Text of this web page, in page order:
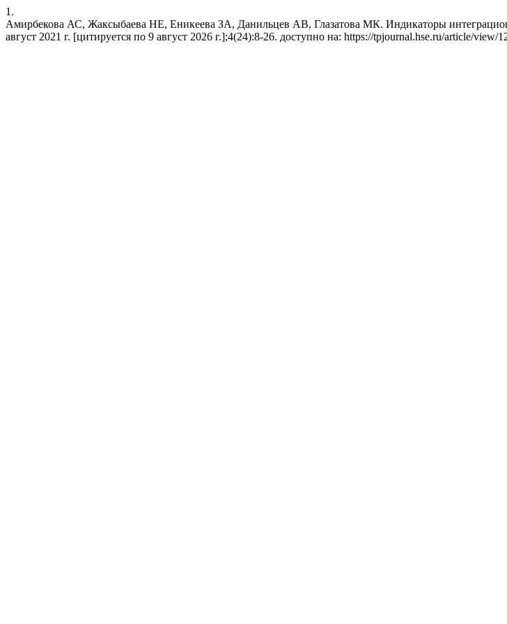
1.
Амирбекова АС, Жаксыбаева НЕ, Еникеева ЗА, Данильцев АВ, Глазатова МК. Индикаторы
август 2021 г. [цитируется по 9 август 2026 г.];4(24):8-26. доступно на: https://tpjournal.hse.ru/article/view/